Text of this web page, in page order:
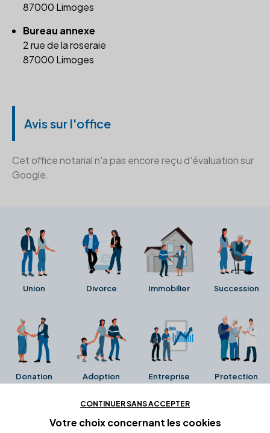
87000 Limoges
Bureau annexe
2 rue de la roseraie
87000 Limoges
Avis sur l'office
Cet office notarial n'a pas encore reçu d'évaluation sur
Google.
Union Divorce Immobilier Succession
Donation Adoption Entreprise Protection
Ces avis proviennent directement de la fiche Google
CONTINUER SANS ACCEPTER
Votre choix concernant les cookies